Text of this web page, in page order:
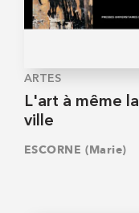
ARTES
L'art à même la
ville
ESCORNE (Marie)